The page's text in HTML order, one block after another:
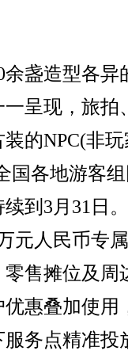
盏造型各异
呈现，旅拍
的NPC(非
国各地游客
到3月31日
元人民币专
售摊位及周
惠叠加使用
务点精准投